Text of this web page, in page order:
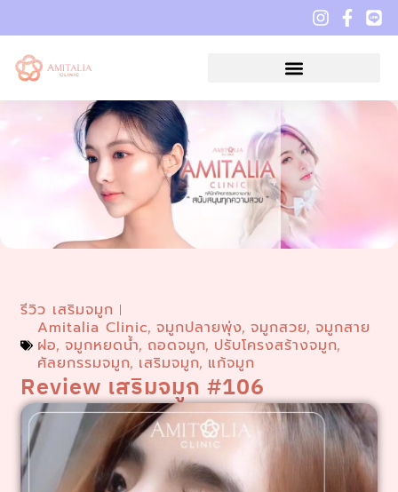
รีวิว เสริมจมูก
Amitalia Clinic,จมูกปลายพุ่ง,จมูกสวย,จมูกสาย
ฝอ,จมูกหยดน้ำ, ถอดจมูก, ปรับโครงสร้างจมูก,
ศัลยกรรมจมูก, เสริมจมูก, แก้จมูก
Review เสริมจมูก #106